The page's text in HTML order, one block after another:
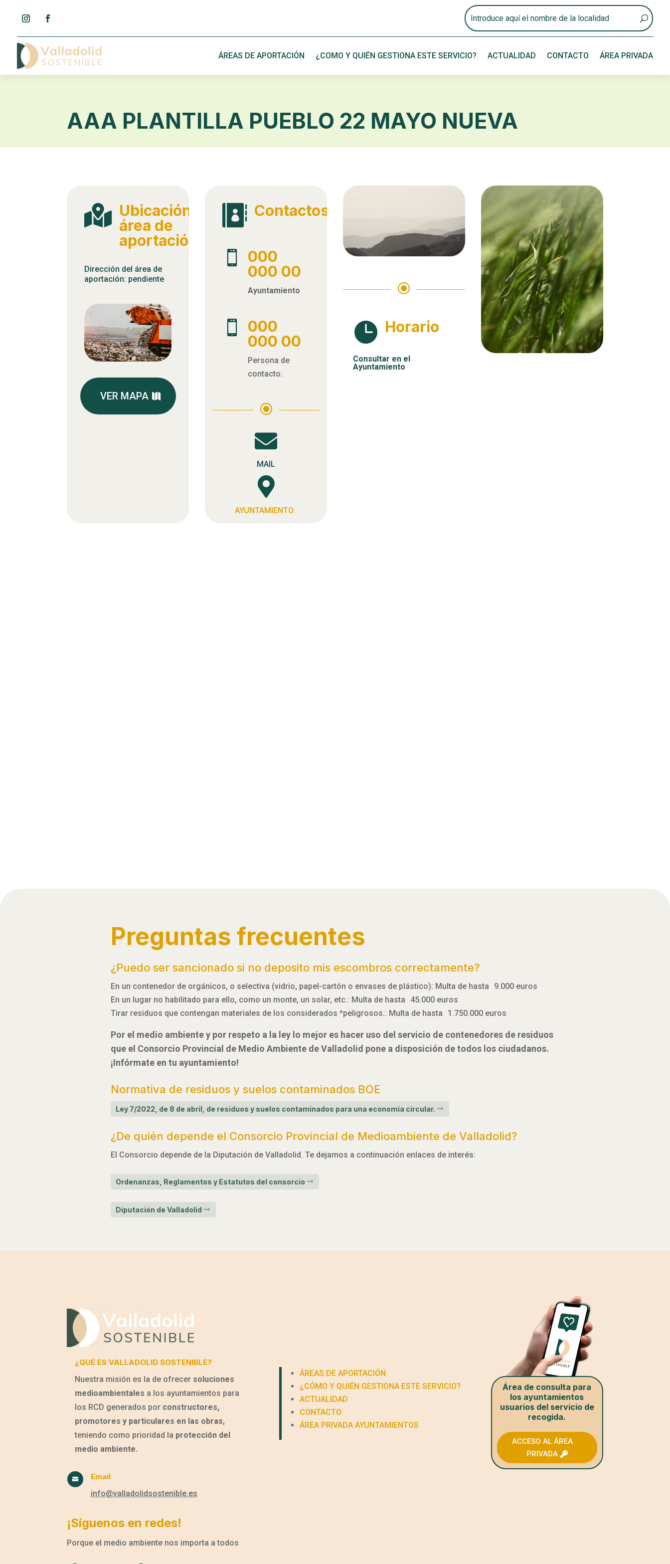
ÁREAS DE APORTACIÓN ¿COMO Y QUIÉN GESTIONA ESTE SERVICIO? ACTUALIDAD CONTACTO ÁREA PRIVADA
AAA PLANTILLA PUEBLO 22 MAYO NUEVA
 Ubicación
área de
aportación
Dirección del área de
aportación: pendiente
VER MAPA
 Contactos

000
000 00
Ayuntamiento

000
000 00
Persona de
contacto:
\

MAIL

AYUNTAMIENTO:
\
 Horario
Consultar en el
Ayuntamiento
Preguntas frecuentes
¿Puedo ser sancionado si no deposito mis escombros correctamente?
En un contenedor de orgánicos, o selectiva (vidrio, papel-cartón o envases de plástico): Multa de hasta 9.000 euros
En un lugar no habilitado para ello, como un monte, un solar, etc.: Multa de hasta 45.000 euros
Tirar residuos que contengan materiales de los considerados *peligrosos.: Multa de hasta 1.750.000 euros
Por el medio ambiente y por respeto a la ley lo mejor es hacer uso del servicio de contenedores de residuos
que el Consorcio Provincial de Medio Ambiente de Valladolid pone a disposición de todos los ciudadanos.
¡Infórmate en tu ayuntamiento!
Normativa de residuos y suelos contaminados BOE
Ley 7/2022, de 8 de abril, de residuos y suelos contaminados para una economía circular.
¿De quién depende el Consorcio Provincial de Medioambiente de Valladolid?
El Consorcio depende de la Diputación de Valladolid. Te dejamos a continuación enlaces de interés:
Ordenanzas, Reglamentos y Estatutos del consorcio
Diputación de Valladolid
¿QUÉ ES VALLADOLID SOSTENIBLE?
Nuestra misión es la de ofrecer soluciones
medioambientales a los ayuntamientos para
los RCD generados por constructores,
promotores y particulares en las obras,
teniendo como prioridad la protección del
medio ambiente.

Email
info@valladolidsostenible.es
¡Síguenos en redes!
Porque el medio ambiente nos importa a todos
ÁREAS DE APORTACIÓN
¿CÓMO Y QUIÉN GESTIONA ESTE SERVICIO?
ACTUALIDAD
CONTACTO
ÁREA PRIVADA AYUNTAMIENTOS
Área de consulta para
los ayuntamientos
usuarios del servicio de
recogida.
ACCESO AL ÁREA
PRIVADA